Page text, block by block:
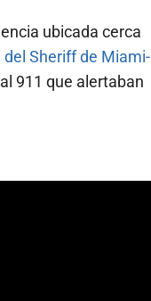
ubicada cerca
del Sheriff de Miami-
911 que alertaban